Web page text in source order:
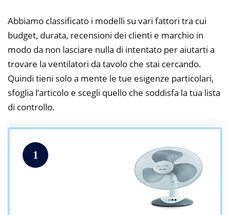
Abbiamo classificato i modelli su vari fattori tra cui
budget, durata, recensioni dei clienti e marchio in
modo da non lasciare nulla di intentato per aiutarti a
trovare la ventilatori da tavolo che stai cercando.
Quindi tieni solo a mente le tue esigenze particolari,
sfoglia l’articolo e scegli quello che soddisfa la tua lista
di controllo.
1